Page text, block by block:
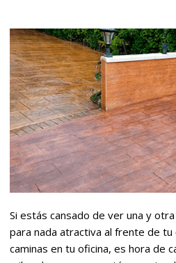
Si estás cansado de ver una y
para nada atractiva al frente de tu
caminas en tu oficina, es hora de